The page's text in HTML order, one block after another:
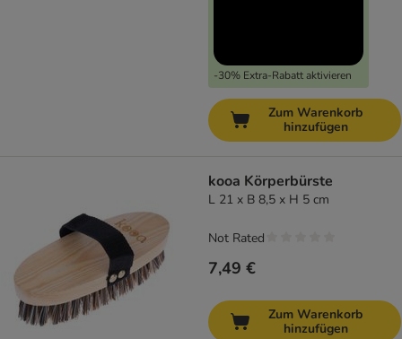
-30% Extra-Rabatt aktivieren
Zum Warenkorb
hinzufügen
kooa Körperbürste
L 21 x B 8,5 x H 5 cm
7,49 €
Not Rated
Zum Warenkorb
hinzufügen